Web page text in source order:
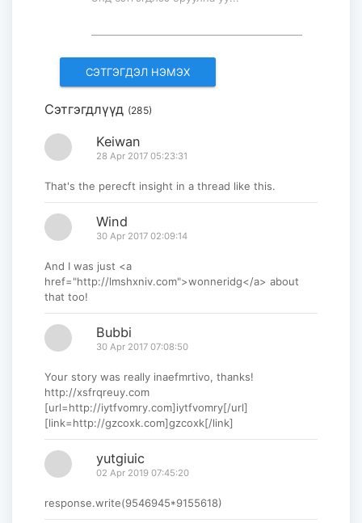
СОГЛАШЕНИЕ МЕЖДУ
2026-07-27
СВИТКА...
Сэтгэгдлүүд (285)
Keiwan
28 Apr 2017 05:23:31
That's the perecft insight in a thread like this.
Wind
30 Apr 2017 02:09:14
And I was just <a
href="http://lmshxniv.com">wonneridg</a> about
that too!
Bubbi
30 Apr 2017 07:08:50
Your story was really inaefmrtivo, thanks!
http://xsfrqreuy.com
[url=http://iytfvomry.com]iytfvomry[/url]
[link=http://gzcoxk.com]gzcoxk[/link]
yutgiuic
02 Apr 2019 07:45:20
response.write(9546945*9155618)